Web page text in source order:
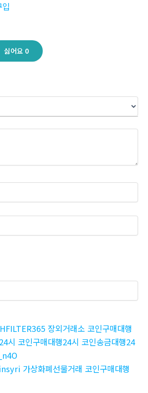
싫어요 0
장외거래소 코인구매대행
시 코인구매대행24시 코인송금대행24
가상화폐선물거래 코인구매대행